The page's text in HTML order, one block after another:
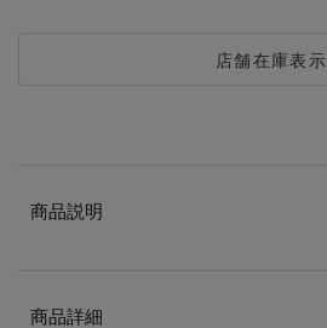
店舗在庫表示
商品説明
商品詳細